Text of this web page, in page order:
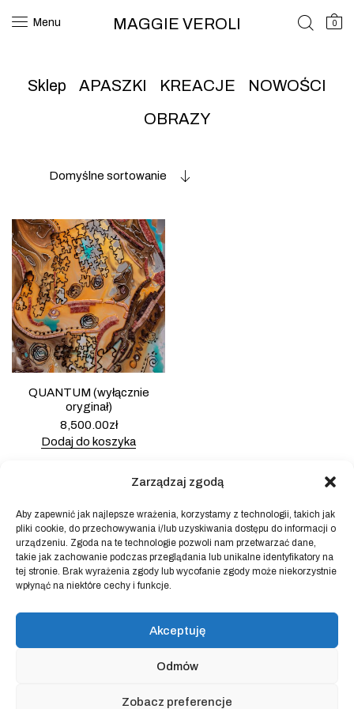
Zarządzaj zgodą
Aby zapewnić jak najlepsze wrażenia, korzystamy z technologii, takich jak
pliki cookie, do przechowywania i/lub uzyskiwania dostępu do informacji o
urządzeniu. Zgoda na te technologie pozwoli nam przetwarzać dane,
takie jak zachowanie podczas przeglądania lub unikalne identyfikatory na
tej stronie. Brak wyrażenia zgody lub wycofanie zgody może niekorzystnie
wpłynąć na niektóre cechy i funkcje.
Akceptuję
Odmów
Zobacz preferencje
Menu MAGGIE VEROLI 0
Sklep APASZKI KREACJE
NOWOŚCI
OBRAZY
Domyślne sortowanie
QUANTUM (wyłącznie
oryginał)
8,500.00zł
Dodaj do koszyka
Powered byBlock Shop.
sklep
blog
kontakt
Regulamin sklepu internetowego